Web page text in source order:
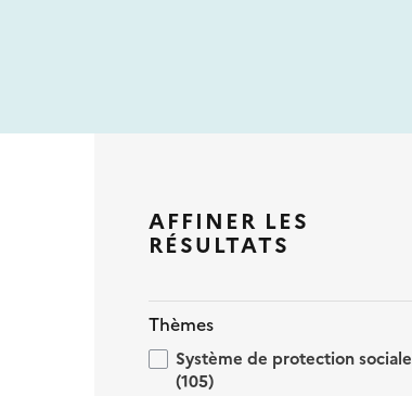
AFFINER LES
RÉSULTATS
Thèmes
Système de protection sociale
(105)